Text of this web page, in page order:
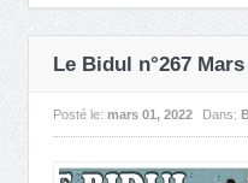
Le Bidul n°267 Mars
Posté le: mars 01, 2022 Dans: